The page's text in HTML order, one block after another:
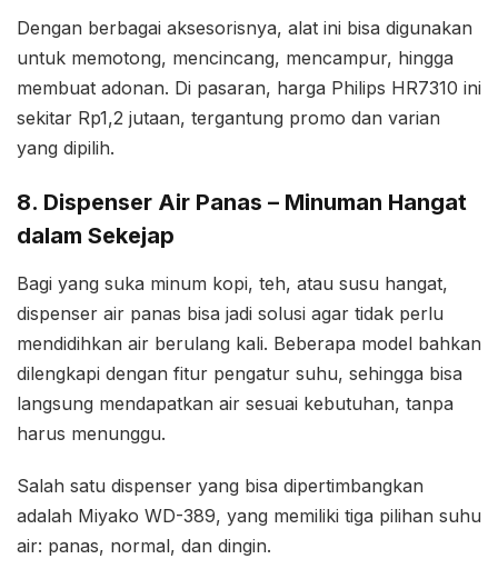
Dengan berbagai aksesorisnya, alat ini bisa digunakan
untuk memotong, mencincang, mencampur, hingga
membuat adonan. Di pasaran, harga Philips HR7310 ini
sekitar Rp1,2 jutaan, tergantung promo dan varian
yang dipilih.
8. Dispenser Air Panas – Minuman Hangat
dalam Sekejap
Bagi yang suka minum kopi, teh, atau susu hangat,
dispenser air panas bisa jadi solusi agar tidak perlu
mendidihkan air berulang kali. Beberapa model bahkan
dilengkapi dengan fitur pengatur suhu, sehingga bisa
langsung mendapatkan air sesuai kebutuhan, tanpa
harus menunggu.
Salah satu dispenser yang bisa dipertimbangkan
adalah Miyako WD-389, yang memiliki tiga pilihan suhu
air: panas, normal, dan dingin.